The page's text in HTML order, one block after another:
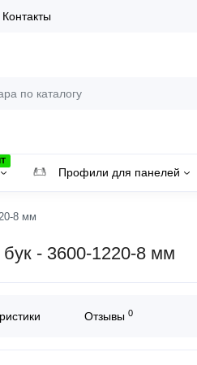
Контакты
Профили для панелей
8 мм
- 3600-1220-8 мм
Отзывы 0